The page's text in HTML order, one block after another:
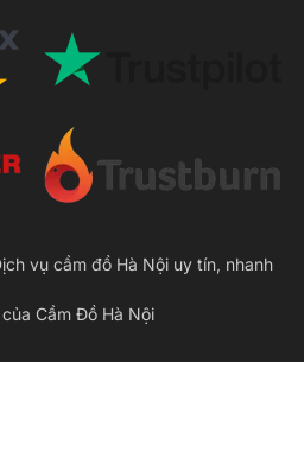
vụ cầm đồ Hà Nội uy tín, nhanh
Cầm Đồ Hà Nội